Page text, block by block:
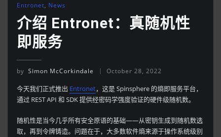
Entronet, News
介绍 Entronet：真随机性
即服务
by Simon McCorkindale October 28, 2022
今天我们正式推出 Entronet，这是 Spinsphere 的熵即服务平台，
通过 REST API 和 SDK 提供经密码学强度验证的硬件级随机数。
随机性是当今几乎所有安全原语的基础——从密钥生成到随机数选
取，再到令牌铸造。问题在于，大多数软件熵来源于操作系统级别